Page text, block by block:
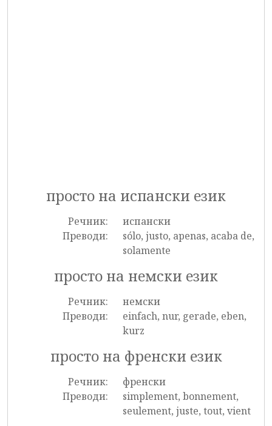
просто на испански език
Речник:
испански
Преводи:
sólo, justo, apenas, acaba de,
solamente
просто на немски език
Речник:
немски
Преводи:
einfach, nur, gerade, eben,
kurz
просто на френски език
Речник:
френски
Преводи:
simplement, bonnement,
seulement, juste, tout, vient